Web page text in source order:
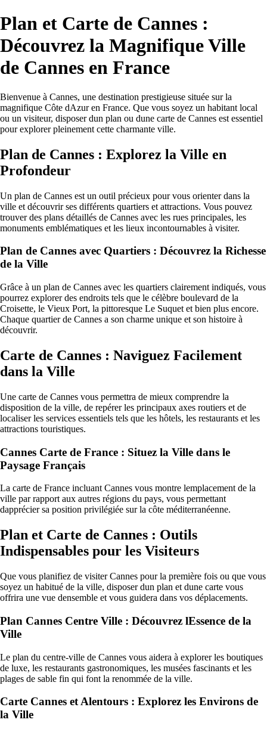
Plan et Carte de Cannes :
Découvrez la Magnifique Ville
de Cannes en France
Bienvenue à Cannes, une destination prestigieuse située sur la
magnifique Côte dAzur en France. Que vous soyez un habitant local
ou un visiteur, disposer dun plan ou dune carte de Cannes est essentiel
pour explorer pleinement cette charmante ville.
Plan de Cannes : Explorez la Ville en
Profondeur
Un plan de Cannes est un outil précieux pour vous orienter dans la
ville et découvrir ses différents quartiers et attractions. Vous pouvez
trouver des plans détaillés de Cannes avec les rues principales, les
monuments emblématiques et les lieux incontournables à visiter.
Plan de Cannes avec Quartiers : Découvrez la Richesse
de la Ville
Grâce à un plan de Cannes avec les quartiers clairement indiqués, vous
pourrez explorer des endroits tels que le célèbre boulevard de la
Croisette, le Vieux Port, la pittoresque Le Suquet et bien plus encore.
Chaque quartier de Cannes a son charme unique et son histoire à
découvrir.
Carte de Cannes : Naviguez Facilement
dans la Ville
Une carte de Cannes vous permettra de mieux comprendre la
disposition de la ville, de repérer les principaux axes routiers et de
localiser les services essentiels tels que les hôtels, les restaurants et les
attractions touristiques.
Cannes Carte de France : Situez la Ville dans le
Paysage Français
La carte de France incluant Cannes vous montre lemplacement de la
ville par rapport aux autres régions du pays, vous permettant
dapprécier sa position privilégiée sur la côte méditerranéenne.
Plan et Carte de Cannes : Outils
Indispensables pour les Visiteurs
Que vous planifiez de visiter Cannes pour la première fois ou que vous
soyez un habitué de la ville, disposer dun plan et dune carte vous
offrira une vue densemble et vous guidera dans vos déplacements.
Plan Cannes Centre Ville : Découvrez lEssence de la
Ville
Le plan du centre-ville de Cannes vous aidera à explorer les boutiques
de luxe, les restaurants gastronomiques, les musées fascinants et les
plages de sable fin qui font la renommée de la ville.
Carte Cannes et Alentours : Explorez les Environs de
la Ville